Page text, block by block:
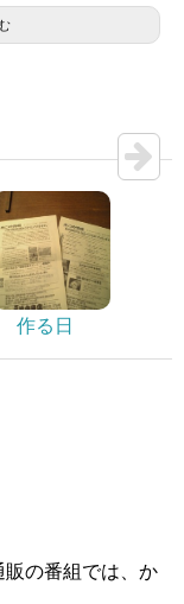
作る日
の番組では、か